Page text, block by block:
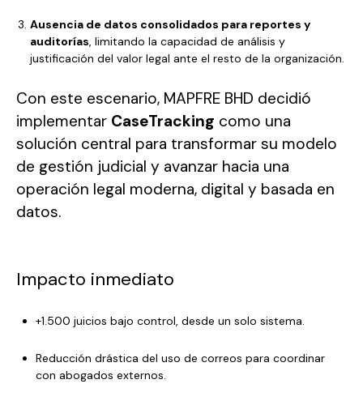
Ausencia de datos consolidados para reportes y
auditorías, limitando la capacidad de análisis y
justificación del valor legal ante el resto de la organización.
Con este escenario, MAPFRE BHD decidió
implementar CaseTracking como una
solución central para transformar su modelo
de gestión judicial y avanzar hacia una
operación legal moderna, digital y basada en
datos.
Impacto inmediato
+1.500 juicios bajo control, desde un solo sistema.
Reducción drástica del uso de correos para coordinar
con abogados externos.